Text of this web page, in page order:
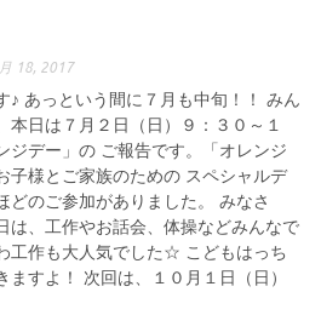
18, 2017
あっという間に７月も中旬！！ みん
日は７月２日（日）９：３０～１
ジデー」の ご報告です。「オレンジ
子様とご家族のための スペシャルデ
のご参加がありました。 みなさ
は、工作やお話会、体操などみんなで
工作も大人気でした☆ こどもはっち
すよ！ 次回は、１０月１日（日）